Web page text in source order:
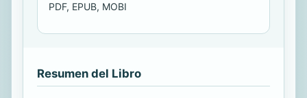
PDF, EPUB, MOBI
Resumen del Libro